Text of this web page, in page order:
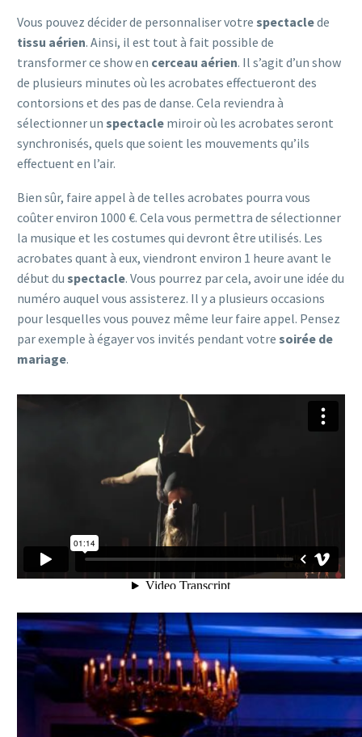
Vous pouvez décider de personnaliser votre spectaclede
tissu aérien. Ainsi, il est tout à fait possible de
transformer ce show en cerceau aérien. Il s’agit d’un show
de plusieurs minutes où les acrobates effectueront des
contorsions et des pas de danse. Cela reviendra à
sélectionner un spectacle miroir où les acrobates seront
synchronisés, quels que soient les mouvements qu’ils
effectuent en l’air.
Bien sûr, faire appel à de telles acrobates pourra vous
coûter environ 1000 €. Cela vous permettra de sélectionner
la musique et les costumes qui devront être utilisés. Les
acrobates quant à eux, viendront environ 1 heure avant le
début du spectacle. Vous pourrez par cela, avoir une idée du
numéro auquel vous assisterez. Il y a plusieurs occasions
pour lesquelles vous pouvez même leur faire appel. Pensez
par exemple à égayer vos invités pendant votre soirée de
mariage.